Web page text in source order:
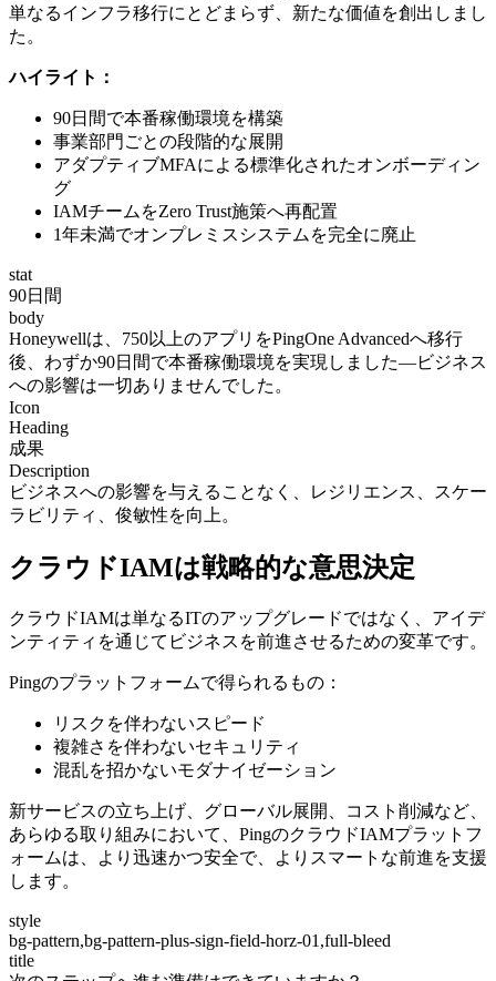
単なるインフラ移行にとどまらず、新たな価値を創出しまし
た。
ハイライト：
90日間で本番稼働環境を構築
事業部門ごとの段階的な展開
アダプティブMFAによる標準化されたオンボーディン
グ
IAMチームをZero Trust施策へ再配置
1年未満でオンプレミスシステムを完全に廃止
stat
90日間
body
Honeywellは、750以上のアプリをPingOne Advancedへ移行
後、わずか90日間で本番稼働環境を実現しました—ビジネス
への影響は一切ありませんでした。
Icon
Heading
成果
Description
ビジネスへの影響を与えることなく、レジリエンス、スケー
ラビリティ、俊敏性を向上。
クラウドIAMは戦略的な意思決定
クラウドIAMは単なるITのアップグレードではなく、アイデ
ンティティを通じてビジネスを前進させるための変革です。
Pingのプラットフォームで得られるもの：
リスクを伴わないスピード
複雑さを伴わないセキュリティ
混乱を招かないモダナイゼーション
新サービスの立ち上げ、グローバル展開、コスト削減など、
あらゆる取り組みにおいて、PingのクラウドIAMプラットフ
ォームは、より迅速かつ安全で、よりスマートな前進を支援
します。
style
bg-pattern,bg-pattern-plus-sign-field-horz-01,full-bleed
title